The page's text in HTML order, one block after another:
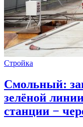
Стройка
Смольный:
зелёной
станции −